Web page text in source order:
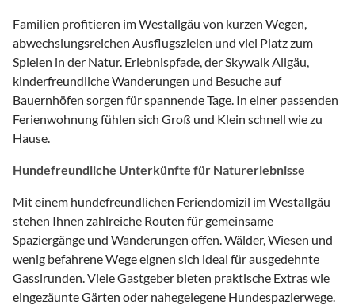
Familien profitieren im Westallgäu von kurzen Wegen,
abwechslungsreichen Ausflugszielen und viel Platz zum
Spielen in der Natur. Erlebnispfade, der Skywalk Allgäu,
kinderfreundliche Wanderungen und Besuche auf
Bauernhöfen sorgen für spannende Tage. In einer passenden
Ferienwohnung fühlen sich Groß und Klein schnell wie zu
Hause.
Hundefreundliche Unterkünfte für Naturerlebnisse
Mit einem hundefreundlichen Feriendomizil im Westallgäu
stehen Ihnen zahlreiche Routen für gemeinsame
Spaziergänge und Wanderungen offen. Wälder, Wiesen und
wenig befahrene Wege eignen sich ideal für ausgedehnte
Gassirunden. Viele Gastgeber bieten praktische Extras wie
eingezäunte Gärten oder nahegelegene Hundespazierwege.